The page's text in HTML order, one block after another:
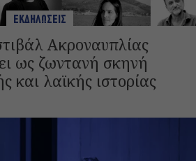
ΕΚΔΗΛΩΣΕΙΣ
Ακροναυπλίας
ως ζωντανή σκηνή
και λαϊκής ιστορίας